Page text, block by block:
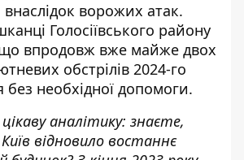
ворожих атак.
Голосіївського району
впродовж вже майже двох
обстрілів 2024-го
необхідної допомоги.
аналітику: знаєте,
відновило востаннє